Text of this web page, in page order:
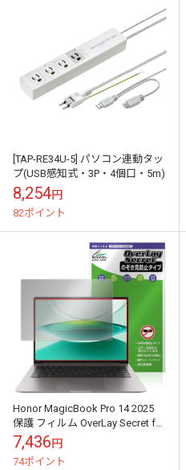
[TAP-RE34U-5] パソコン連動タッ
プ(USB感知式・3P・4個口・5m)
8,254円
82ポイント
Honor MagicBook Pro 14 2025
保護 フィルム OverLay Secret for
オナー ノートパソコ...
7,436円
74ポイント